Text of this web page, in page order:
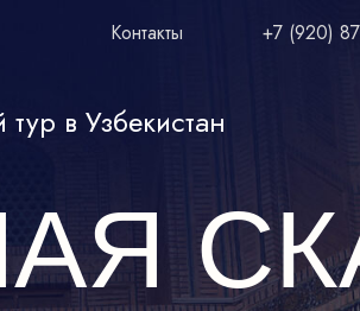
Контакты +7 (920)
Контакты +7 (920)
в Узбекистан